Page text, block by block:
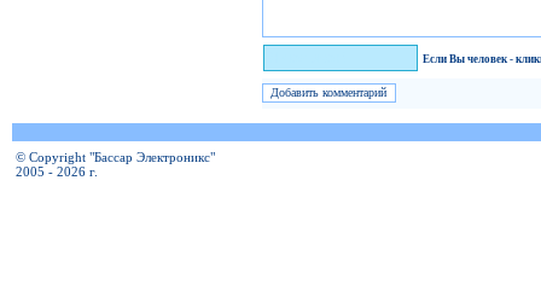
Если Вы человек -
© Copyright "Бассар Электроникс"
2005 - 2026 г.